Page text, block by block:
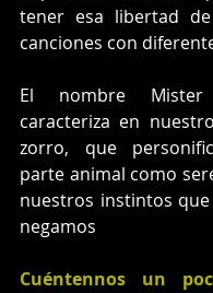
tener esa libertad
canciones con
El nombre
caracteriza en
zorro, que
parte animal como
nuestros instintos
negamos
Cuéntennos un